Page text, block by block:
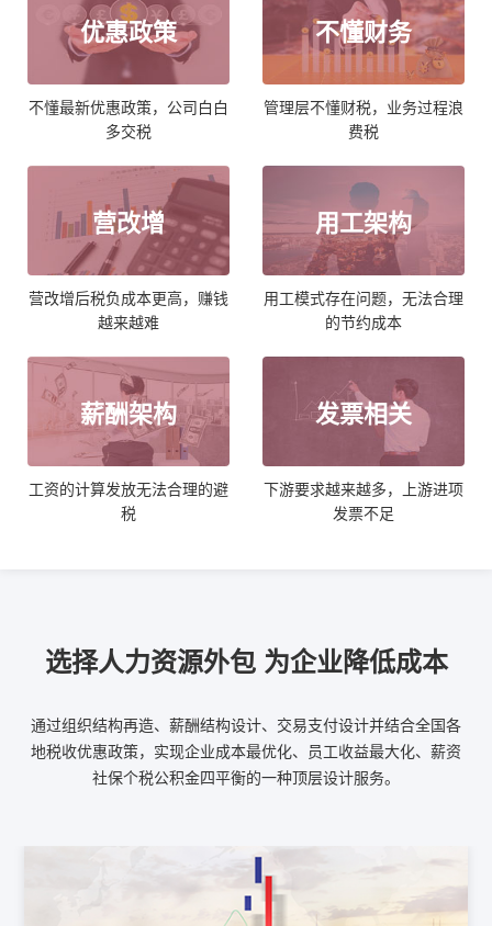
优惠政策
不懂最新优惠政策，公司白白
多交税
不懂财务
管理层不懂财税，业务过程浪
费税
营改增
营改增后税负成本更高，赚钱
越来越难
用工架构
用工模式存在问题，无法合理
的节约成本
薪酬架构
工资的计算发放无法合理的避
税
发票相关
下游要求越来越多，上游进项
发票不足
选择人力资源外包 为企业降低成本
通过组织结构再造、薪酬结构设计、交易支付设计并结合全国各
地税收优惠政策，实现企业成本最优化、员工收益最大化、薪资
社保个税公积金四平衡的一种顶层设计服务。